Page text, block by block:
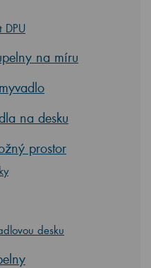
DPU
na míru
na desku
prostor
desku